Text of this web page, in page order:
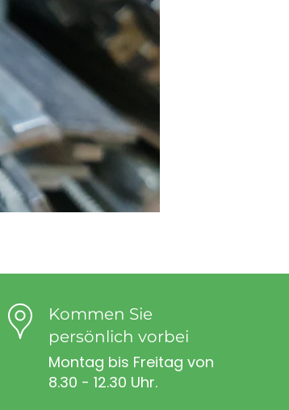
Kommen Sie
persönlich vorbei
Montag bis Freitag von
8.30 - 12.30 Uhr.